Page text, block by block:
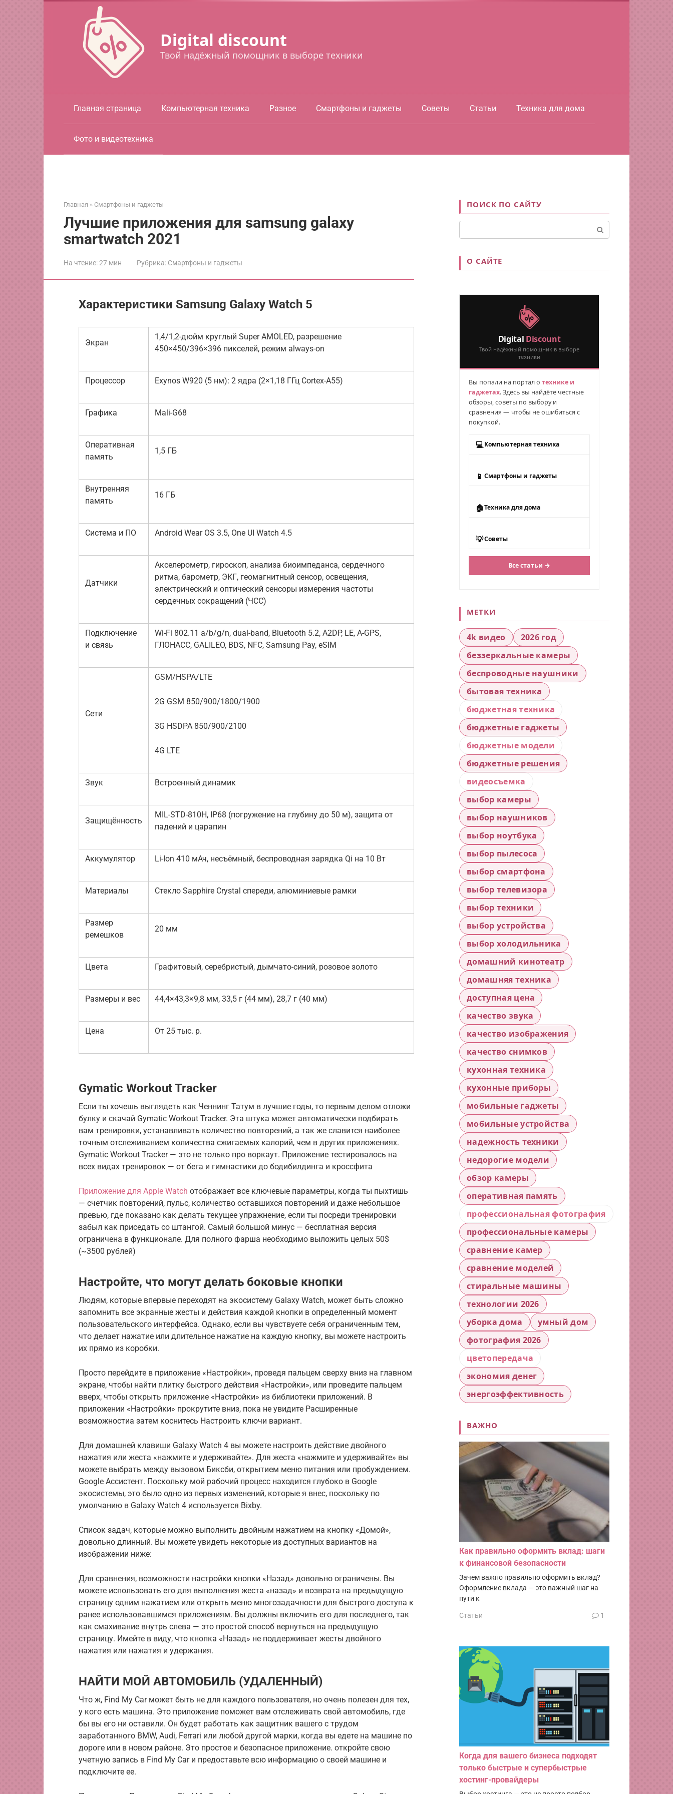
Digital discount
Твой надёжный помощник в выборе техники
Главная страница Компьютерная техника Разное Смартфоны и гаджеты Советы Статьи Техника для дома
Фото и видеотехника
Главная » Смартфоны и гаджеты
Лучшие приложения для samsung galaxy
smartwatch 2021
На чтение:27 мин Рубрика: Смартфоны и гаджеты
Характеристики Samsung Galaxy Watch 5
Экран
1,4/1,2-дюйм круглый Super AMOLED, разрешение
450×450/396×396 пикселей, режим always-on
Процессор Exynos W920 (5 нм): 2 ядра (2×1,18 ГГц Cortex-A55)
Графика Mali-G68
Оперативная
память
1,5 ГБ
Внутренняя
память
16 ГБ
Система и ПО Android Wear OS 3.5, One UI Watch 4.5
Датчики
Акселерометр, гироскоп, анализа биоимпеданса, сердечного
ритма, барометр, ЭКГ, геомагнитный сенсор, освещения,
электрический и оптический сенсоры измерения частоты
сердечных сокращений (ЧСС)
Подключение
и связь
Wi-Fi 802.11 a/b/g/n, dual-band, Bluetooth 5.2, A2DP, LE, A-GPS,
ГЛОНАСС, GALILEO, BDS, NFC, Samsung Pay, eSIM
Сети
GSM/HSPA/LTE
2G GSM 850/900/1800/1900
3G HSDPA 850/900/2100
4G LTE
Звук Встроенный динамик
Защищённость
MIL-STD-810H, IP68 (погружение на глубину до 50 м), защита от
падений и царапин
Аккумулятор Li-Ion 410 мАч, несъёмный, беспроводная зарядка Qi на 10 Вт
Материалы Стекло Sapphire Crystal спереди, алюминиевые рамки
Размер
ремешков
20 мм
Цвета Графитовый, серебристый, дымчато-синий, розовое золото
Размеры и вес 44,4×43,3×9,8 мм, 33,5 г (44 мм), 28,7 г (40 мм)
Цена От 25 тыс. р.
Gymatic Workout Tracker
Если ты хочешь выглядеть как Ченнинг Татум в лучшие годы, то первым делом отложи
булку и скачай Gymatic Workout Tracker. Эта штука может автоматически подбирать
вам тренировки, устанавливать количество повторений, а так же славится наиболее
точным отслеживанием количества сжигаемых калорий, чем в других приложениях.
Gymatic Workout Tracker — это не только про воркаут. Приложение тестировалось на
всех видах тренировок — от бега и гимнастики до бодибилдинга и кроссфита
Приложение для Apple Watch отображает все ключевые параметры, когда ты пыхтишь
— счетчик повторений, пульс, количество оставшихся повторений и даже небольшое
превью, где показано как делать текущее упражнение, если ты посреди тренировки
забыл как приседать со штангой. Самый большой минус — бесплатная версия
ограничена в функционале. Для полного фарша необходимо выложить целых 50$
(~3500 рублей)
Настройте, что могут делать боковые кнопки
Людям, которые впервые переходят на экосистему Galaxy Watch, может быть сложно
запомнить все экранные жесты и действия каждой кнопки в определенный момент
пользовательского интерфейса. Однако, если вы чувствуете себя ограниченным тем,
что делает нажатие или длительное нажатие на каждую кнопку, вы можете настроить
их прямо из коробки.
Просто перейдите в приложение «Настройки», проведя пальцем сверху вниз на главном
экране, чтобы найти плитку быстрого действия «Настройки», или проведите пальцем
вверх, чтобы открыть приложение «Настройки» из библиотеки приложений. В
приложении «Настройки» прокрутите вниз, пока не увидите Расширенные
возможностиа затем коснитесь Настроить ключи вариант.
Для домашней клавиши Galaxy Watch 4 вы можете настроить действие двойного
нажатия или жеста «нажмите и удерживайте». Для жеста «нажмите и удерживайте» вы
можете выбрать между вызовом Биксби, открытием меню питания или пробуждением.
Google Ассистент. Поскольку мой рабочий процесс находится глубоко в Google
экосистемы, это было одно из первых изменений, которые я внес, поскольку по
умолчанию в Galaxy Watch 4 используется Bixby.
Список задач, которые можно выполнить двойным нажатием на кнопку «Домой»,
довольно длинный. Вы можете увидеть некоторые из доступных вариантов на
изображении ниже:
Для сравнения, возможности настройки кнопки «Назад» довольно ограничены. Вы
можете использовать его для выполнения жеста «назад» и возврата на предыдущую
страницу одним нажатием или открыть меню многозадачности для быстрого доступа к
ранее использовавшимся приложениям. Вы должны включить его для последнего, так
как смахивание внутрь слева — это простой способ вернуться на предыдущую
страницу. Имейте в виду, что кнопка «Назад» не поддерживает жесты двойного
нажатия или нажатия и удержания.
НАЙТИ МОЙ АВТОМОБИЛЬ (УДАЛЕННЫЙ)
Что ж, Find My Car может быть не для каждого пользователя, но очень полезен для тех,
у кого есть машина. Это приложение поможет вам отслеживать свой автомобиль, где
бы вы его ни оставили. Он будет работать как защитник вашего с трудом
заработанного BMW, Audi, Ferrari или любой другой марки, когда вы едете на машине по
дороге или в новом районе. Это простое и безопасное приложение. откройте свою
учетную запись в Find My Car и предоставьте всю информацию о своей машине и
подключите ее.
ПОИСК ПО САЙТУ
О САЙТЕ
Digital Discount
Твой надёжный помощник в выборе
техники
Вы попали на портал о технике и
гаджетах. Здесь вы найдёте честные
обзоры, советы по выбору и
сравнения — чтобы не ошибиться с
покупкой.
💻 Компьютерная техника
📱 Смартфоны и гаджеты
🏠Техника для дома
💡Советы
Все статьи →
МЕТКИ
4k видео
2026 год
беззеркальные камеры
беспроводные наушники
бытовая техника
бюджетная техника
бюджетные гаджеты
бюджетные модели
бюджетные решения
видеосъемка
выбор камеры
выбор наушников
выбор ноутбука
выбор пылесоса
выбор смартфона
выбор телевизора
выбор техники
выбор устройства
выбор холодильника
домашний кинотеатр
домашняя техника
доступная цена
качество звука
качество изображения
качество снимков
кухонная техника
кухонные приборы
мобильные гаджеты
мобильные устройства
надежность техники
недорогие модели
обзор камеры
оперативная память
профессиональная фотография
профессиональные камеры
сравнение камер
сравнение моделей
стиральные машины
технологии 2026
уборка дома
умный дом
фотография 2026
цветопередача
экономия денег
энергоэффективность
ВАЖНО
Как правильно оформить вклад: шаги
к финансовой безопасности
Зачем важно правильно оформить вклад?
Оформление вклада — это важный шаг на
пути к
Статьи 1
Когда для вашего бизнеса подходят
только быстрые и супербыстрые
хостинг-провайдеры